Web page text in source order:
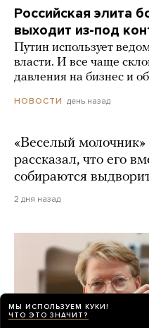
Российская элита
выходит из-под
Путин использует
власти. И все чаще
давления на бизнес и
НОВОСТИ день назад
«Веселый
рассказал, что его
собираются
2 дня назад
МЫ ИСПОЛЬЗУЕМ КУКИ!
ЧТО ЭТО ЗНАЧИТ?